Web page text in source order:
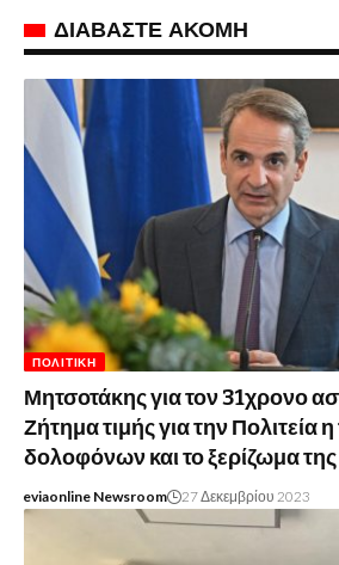
ΔΙΑΒΑΣΤΕ ΑΚΟΜΗ
ΠΟΛΙΤΙΚΉ
Μητσοτάκης για τον 31χρονο
Ζήτημα τιμής για την Πολιτεία
δολοφόνων και το ξερίζωμα της
eviaonline Newsroom 27 Δεκεμβρίου 2023